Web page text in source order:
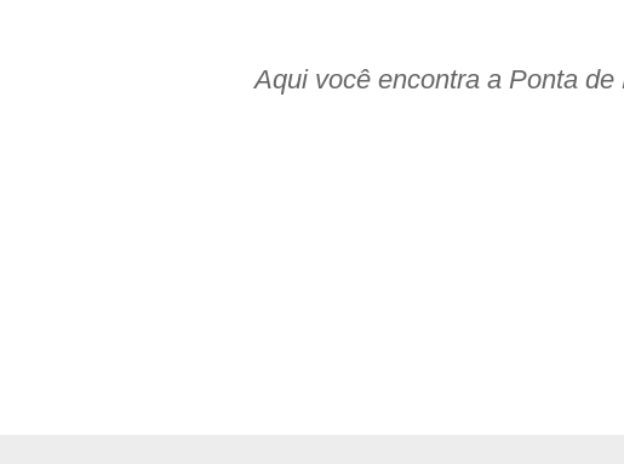
Aqui você encontra a Ponta